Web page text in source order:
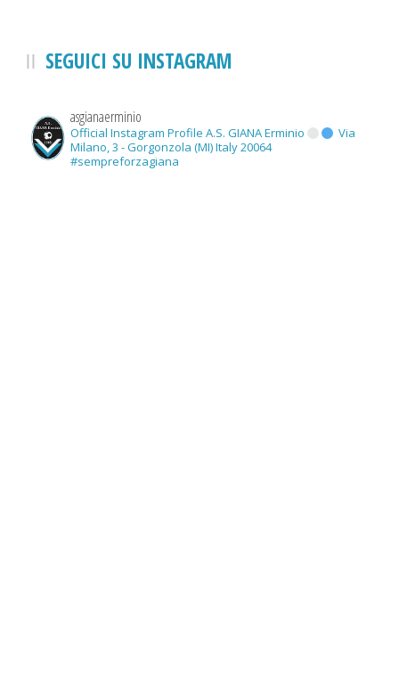
SEGUICI SU INSTAGRAM
asgianaerminio
Official Instagram Profile A.S. GIANA Erminio
Via
Milano, 3 - Gorgonzola (MI) Italy 20064
#sempreforzagiana